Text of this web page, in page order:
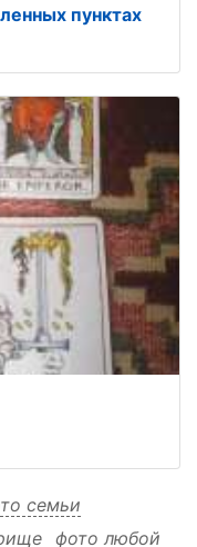
пунктах
семьи
фото любой